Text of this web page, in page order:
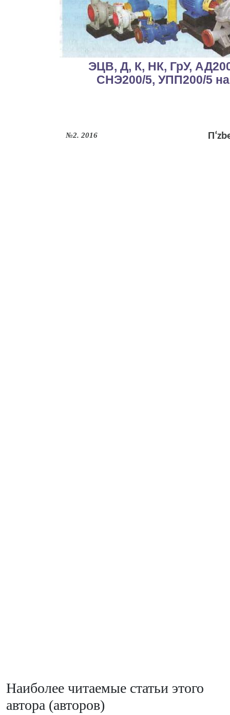
№2. 2016
ЭЦВ, Д, К, НК, ГрУ,
СНЭ200/5, УПП200/5
Наиболее читаемые статьи этого
автора (авторов)